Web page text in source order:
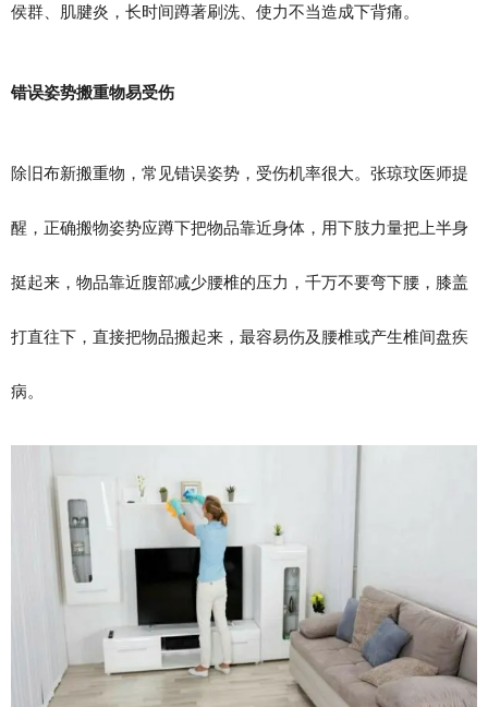
侯群、肌腱炎，长时间蹲著刷洗、使力不当造成下背痛。
错误姿势搬重物易受伤
除旧布新搬重物，常见错误姿势，受伤机率很大。张琼玟医师提
醒，正确搬物姿势应蹲下把物品靠近身体，用下肢力量把上半身
挺起来，物品靠近腹部减少腰椎的压力，千万不要弯下腰，膝盖
打直往下，直接把物品搬起来，最容易伤及腰椎或产生椎间盘疾
病。